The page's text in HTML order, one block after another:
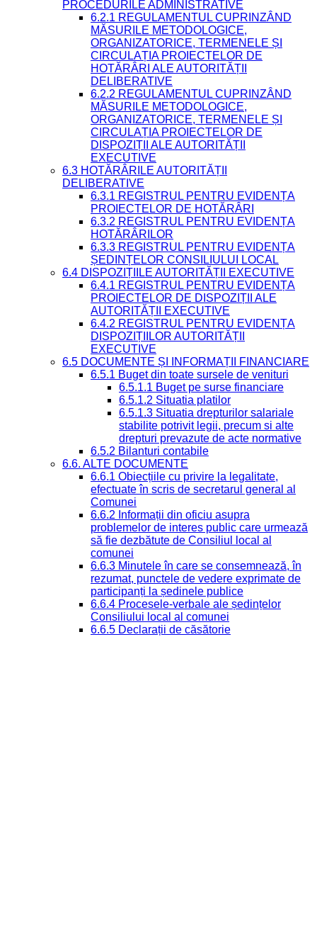
PROCEDURILE ADMINISTRATIVE
6.2.1 REGULAMENTUL CUPRINZÂND
MĂSURILE METODOLOGICE,
ORGANIZATORICE, TERMENELE ȘI
CIRCULAȚIA PROIECTELOR DE
HOTĂRÂRI ALE AUTORITĂȚII
DELIBERATIVE
6.2.2 REGULAMENTUL CUPRINZÂND
MĂSURILE METODOLOGICE,
ORGANIZATORICE, TERMENELE ȘI
CIRCULAȚIA PROIECTELOR DE
DISPOZIȚII ALE AUTORITĂȚII
EXECUTIVE
6.3 HOTĂRÂRILE AUTORITĂȚII
DELIBERATIVE
6.3.1 REGISTRUL PENTRU EVIDENȚA
PROIECTELOR DE HOTĂRÂRI
6.3.2 REGISTRUL PENTRU EVIDENȚA
HOTĂRÂRILOR
6.3.3 REGISTRUL PENTRU EVIDENȚA
ȘEDINȚELOR CONSILIULUI LOCAL
6.4 DISPOZIȚIILE AUTORITĂȚII EXECUTIVE
6.4.1 REGISTRUL PENTRU EVIDENȚA
PROIECTELOR DE DISPOZIȚII ALE
AUTORITĂȚII EXECUTIVE
6.4.2 REGISTRUL PENTRU EVIDENȚA
DISPOZIȚIILOR AUTORITĂȚII
EXECUTIVE
6.5 DOCUMENTE ȘI INFORMAȚII FINANCIARE
6.5.1 Buget din toate sursele de venituri
6.5.1.1 Buget pe surse financiare
6.5.1.2 Situatia platilor
6.5.1.3 Situatia drepturilor salariale
stabilite potrivit legii, precum si alte
drepturi prevazute de acte normative
6.5.2 Bilanturi contabile
6.6. ALTE DOCUMENTE
6.6.1 Obiecțiile cu privire la legalitate,
efectuate în scris de secretarul general al
Comunei
6.6.2 Informații din oficiu asupra
problemelor de interes public care urmează
să fie dezbătute de Consiliul local al
comunei
6.6.3 Minutele în care se consemnează, în
rezumat, punctele de vedere exprimate de
participanți la ședinele publice
6.6.4 Procesele-verbale ale ședințelor
Consiliului local al comunei
6.6.5 Declarații de căsătorie